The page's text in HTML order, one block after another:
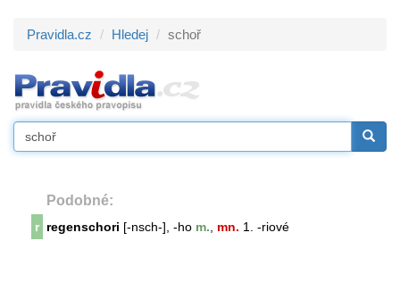
Pravidla.cz Hledej schoř
Podobné:
r regenschori [-nsch-], -ho m. mn. 1. -riové